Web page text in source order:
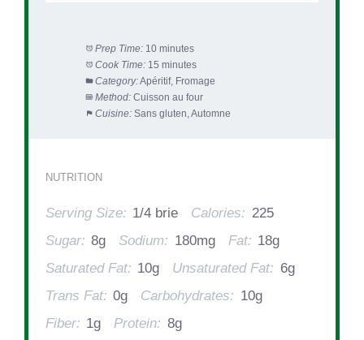
Prep Time: 10 minutes
Cook Time: 15 minutes
Category:Apéritif, Fromage
Method: Cuisson au four
Cuisine: Sans gluten, Automne
NUTRITION
Serving Size: 1/4 brie Calories: 225
Sugar: 8g Sodium: 180mg Fat: 18g
Saturated Fat: 10g Unsaturated Fat: 6g
Trans Fat: 0g Carbohydrates: 10g
Fiber: 1g Protein: 8g